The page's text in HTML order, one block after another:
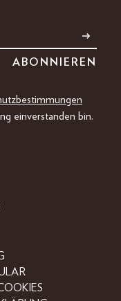
einverstanden bin.